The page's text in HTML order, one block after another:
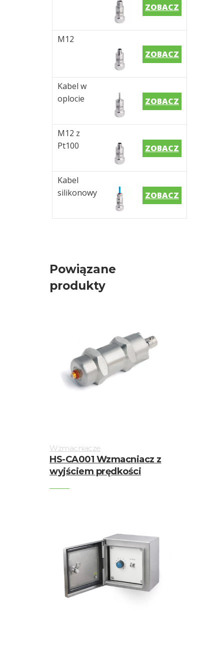
ZOBACZ
M12
ZOBACZ
Kabel w
oplocie
ZOBACZ
M12 z
Pt100
ZOBACZ
Kabel
silikonowy
ZOBACZ
Powiązane
produkty
Wzmacniacze
HS-CA001 Wzmacniacz z
wyjściem prędkości